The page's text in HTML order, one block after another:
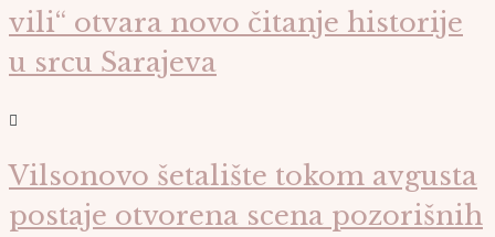
vili“ otvara novo čitanje historije
u srcu Sarajeva
Vilsonovo šetalište tokom avgusta
postaje otvorena scena pozorišnih